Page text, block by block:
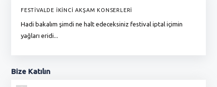
FESTİVALDE İKİNCİ AKŞAM KONSERLERİ
Hadi bakalım şimdi ne halt edeceksiniz festival iptal içimin
yağları eridi...
Bize Katılın